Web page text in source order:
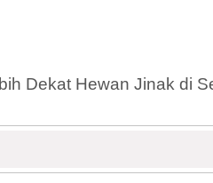
Dekat Hewan Jinak di